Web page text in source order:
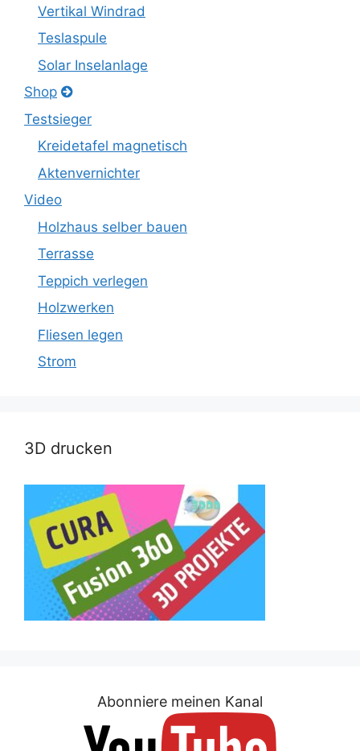
Vertikal Windrad
Teslaspule
Solar Inselanlage
Shop
Testsieger
Kreidetafel magnetisch
Aktenvernichter
Video
Holzhaus selber bauen
Terrasse
Teppich verlegen
Holzwerken
Fliesen legen
Strom
3D drucken
Abonniere meinen Kanal